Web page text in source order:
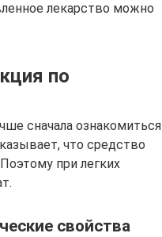
лекарство можно
по
сначала ознакомиться
что средство
при легких
свойства